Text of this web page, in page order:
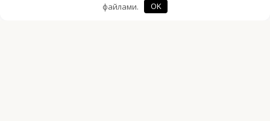
файлами.
OK